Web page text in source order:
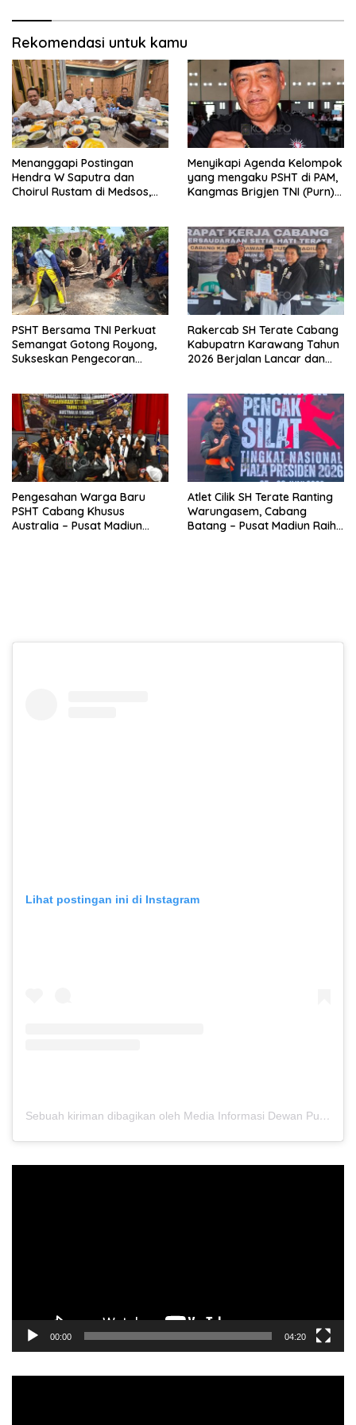
Rekomendasi untuk kamu
Menanggapi Postingan
Hendra W Saputra dan
Choirul Rustam di Medsos,
Menyikapi Agenda Kelompok
yang mengaku PSHT di PAM,
Kangmas Brigjen TNI (Purn)
PSHT Bersama TNI Perkuat
Semangat Gotong Royong,
Sukseskan Pengecoran
Rakercab SH Terate Cabang
Kabupatrn Karawang Tahun
2026 Berjalan Lancar dan
Pengesahan Warga Baru
PSHT Cabang Khusus
Australia – Pusat Madiun
Atlet Cilik SH Terate Ranting
Warungasem, Cabang
Batang – Pusat Madiun Raih
Lihat postingan ini di Instagram
Sebuah kiriman dibagikan oleh Media Informasi Dewan Pusat Persaudaraan Setia Hati Terate (@media.dewanpusat)
00:00 04:20